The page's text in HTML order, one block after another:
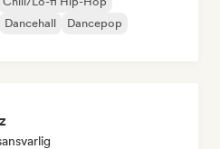
Dancehall
Dancepop